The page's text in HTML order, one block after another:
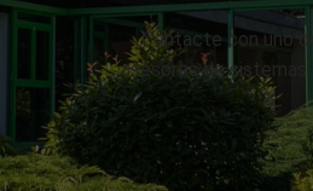
Contacte con uno
asesores de sistemas